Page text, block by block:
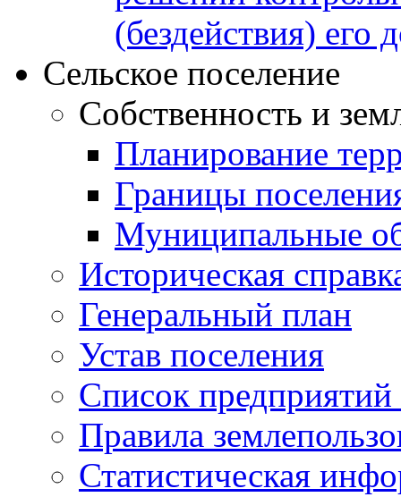
(бездействия) его
Сельское поселение
Собственность и
Планирование
Границы
Муниципальные
Историческая
Генеральный план
Устав поселения
Список предприятий
Правила
Статистическая